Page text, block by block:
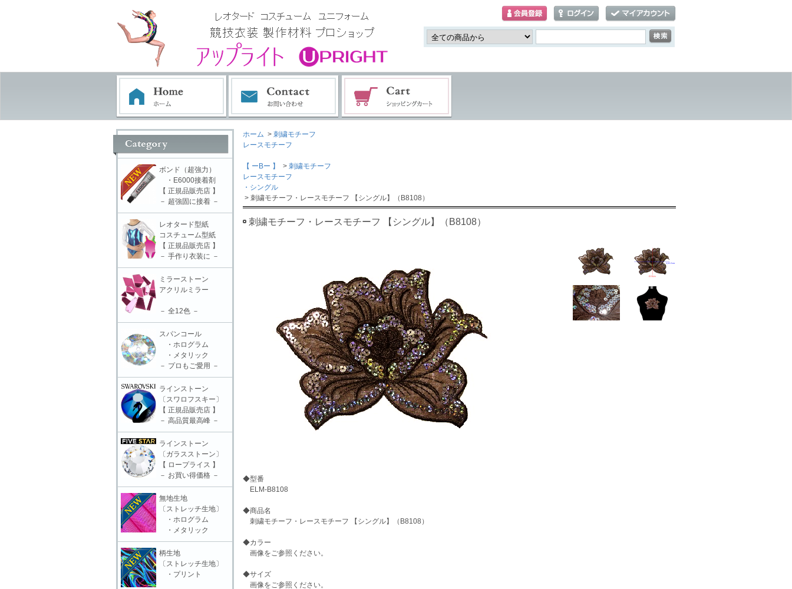
ホーム > 刺繍モチーフ
レースモチーフ
【 ーBー 】 > 刺繍モチーフ
レースモチーフ
・シングル
> 刺繍モチーフ・レースモチーフ 【シングル】（B8108）
刺繍モチーフ・レースモチーフ 【シングル】（B8108）
◆型番
ELM-B8108
◆商品名
刺繍モチーフ・レースモチーフ 【シングル】（B8108）
◆カラー
画像をご参照ください。
◆サイズ
画像をご参照ください。
ボンド（超強力）
・E6000接着剤
【 正規品販売店 】
－ 超強固に接着 －
レオタード型紙
コスチューム型紙
【 正規品販売店 】
－ 手作り衣装に －
ミラーストーン
アクリルミラー
－ 全12色 －
スパンコール
・ホログラム
・メタリック
－ プロもご愛用 －
ラインストーン
〔スワロフスキー〕
【 正規品販売店 】
－ 高品質最高峰 －
ラインストーン
〔ガラスストーン〕
【 ロープライス 】
－ お買い得価格 －
無地生地
〔ストレッチ生地〕
・ホログラム
・メタリック
柄生地
〔ストレッチ生地〕
・プリント